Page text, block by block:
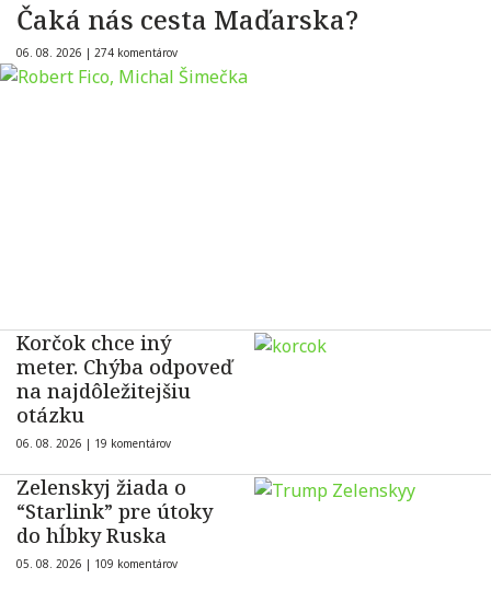
Čaká nás cesta Maďarska?
06. 08. 2026 | 274 komentárov
Korčok chce iný
meter. Chýba odpoveď
na najdôležitejšiu
otázku
06. 08. 2026 | 19 komentárov
Zelenskyj žiada o
“Starlink” pre útoky
do hĺbky Ruska
05. 08. 2026 | 109 komentárov